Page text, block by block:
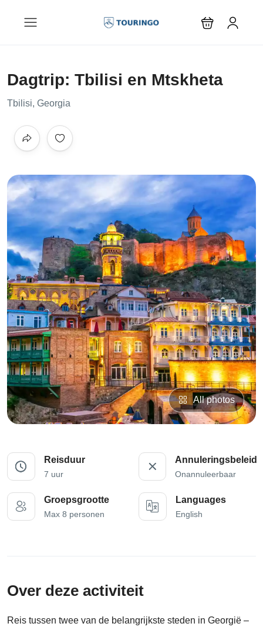
Dagtrip: Tbilisi en Mtskheta
Tbilisi, Georgia
All photos
Reisduur
7 uur
Annuleringsbeleid
Onannuleerbaar
Groepsgrootte
Max 8 personen
Languages
English
Over deze activiteit
Reis tussen twee van de belangrijkste steden in Georgië –